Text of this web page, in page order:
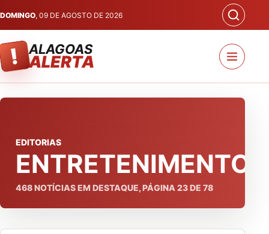
DOMINGO, 09 DE AGOSTO DE 2026
! ALAGOAS
ALERTA
EDITORIAS
ENTRETENIMENTO
468NOTÍCIAS EM DESTAQUE, PÁGINA 23DE 78